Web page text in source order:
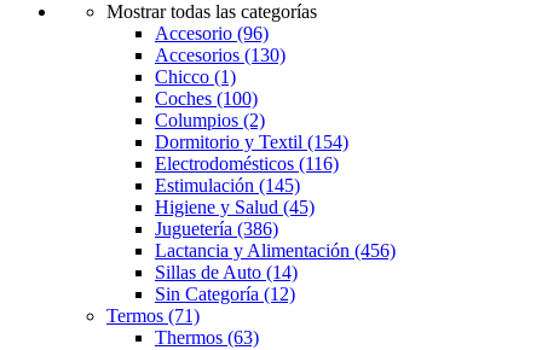
Mostrar todas las categorías
Accesorio (96)
Accesorios (130)
Chicco (1)
Coches (100)
Columpios (2)
Dormitorio y Textil (154)
Electrodomésticos (116)
Estimulación (145)
Higiene y Salud (45)
Juguetería (386)
Lactancia y Alimentación (456)
Sillas de Auto (14)
Sin Categoría (12)
Termos (71)
Thermos (63)